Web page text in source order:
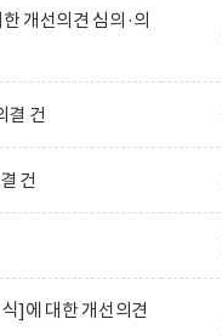
개선의견 심의·의
결 건
건
]에 대한 개선의견